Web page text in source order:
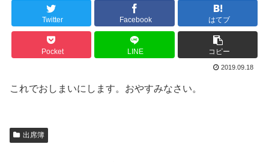
Twitter Facebook はてブ
Pocket LINE コピー
2019.09.18
これでおしまいにします。おやすみなさい。
出席簿